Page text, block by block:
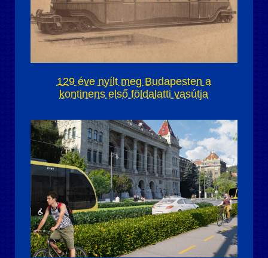
129 éve nyílt meg Budapesten a
kontinens első földalatti vasútja